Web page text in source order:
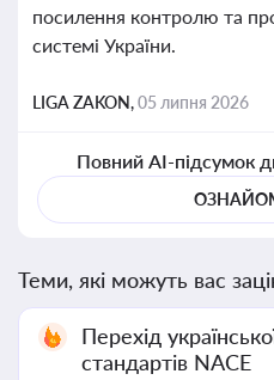
посилення контролю та
системі України.
LIGA ZAKON,05 липня 2026
Повний AI-підсумок
Теми, які можуть вас
Перехід
стандартів NACE